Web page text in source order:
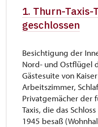
1. Thurn-Taxis-
geschlossen
Besichtigung der
Nord- und Ostflügel
Gästesuite von
Arbeitszimmer,
Privatgemächer der
Taxis, die das
1945 besaß